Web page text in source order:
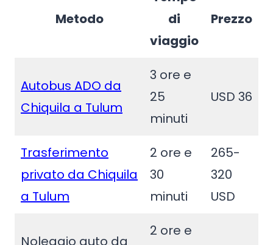
Metodo
di
viaggio
Prezzo
Autobus ADO da
Chiquila a Tulum
3 ore e
25
minuti
USD 36
Trasferimento
privato da Chiquila
a Tulum
2 ore e
30
minuti
265-
320
USD
Noleggio auto da
2 ore e